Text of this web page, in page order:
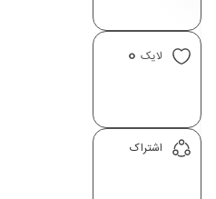
لایک 0
اشتراک